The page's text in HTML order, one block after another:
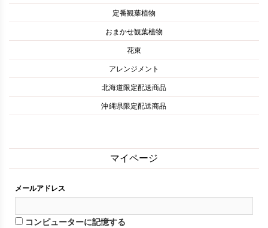
定番観葉植物
おまかせ観葉植物
花束
アレンジメント
北海道限定配送商品
沖縄県限定配送商品
マイページ
メールアドレス
コンピューターに記憶する